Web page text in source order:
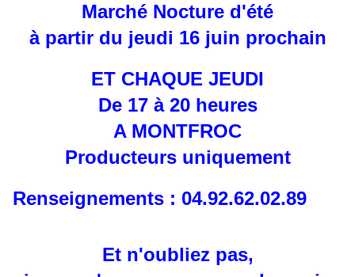
Marché Nocture d'été
à partir du jeudi 16 juin prochain
ET CHAQUE JEUDI
De 17 à 20 heures
A MONTFROC
Producteurs uniquement
Renseignements : 04.92.62.02.89
Et n'oubliez pas,